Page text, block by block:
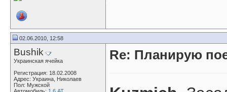
02.06.2010, 12:58
Bushik
Украинская ячейка
Регистрация: 18.02.2008
Адрес: Украина, Николаев
Пол: Мужской
Re: Планирую